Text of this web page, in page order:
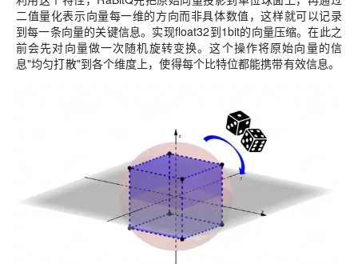
二值量化表示向量每一维的方向而非具体数值，这样就可以记录
到每一条向量的关键信息。实现float32到1bit的向量压缩。在此之
前会先对向量做一次随机旋转变换。这个操作将原始向量的信
息"均匀打散"到各个维度上，使得每个比特位都能携带有效信息。